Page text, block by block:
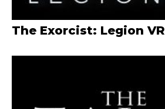
The Exorcist: Legion VR